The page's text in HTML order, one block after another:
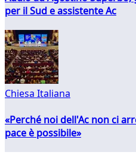
per il Sud e assistente Ac
Chiesa Italiana
«Perché noi dell'Ac non ci
pace è possibile»